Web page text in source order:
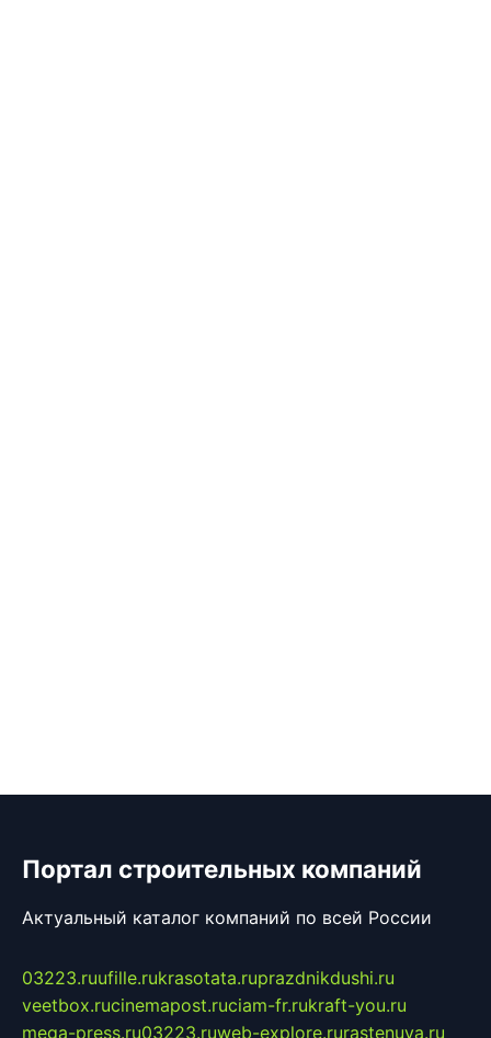
Портал строительных компаний
Актуальный каталог компаний по всей России
03223.ruufille.rukrasotata.ruprazdnikdushi.ru
veetbox.rucinemapost.ruciam-fr.rukraft-you.ru
mega-press.ru03223.ruweb-explore.rurastenuya.ru